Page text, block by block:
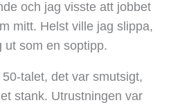
och jag visste att jobbet
mitt. Helst ville jag slippa,
ut som en soptipp.
talet, det var smutsigt,
stank. Utrustningen var